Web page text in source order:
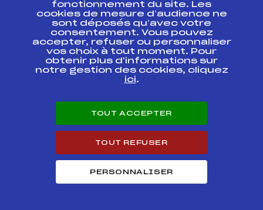
AIFF0053.FFS
10ème CHALLENGE
JEAN LAVIGNE /
SLALOM DAMES
FFS
AIFF0051.FFS
10ème CHALLENGE
JEAN LAVIGNE /
SLALOM DAMES
FFS
GEANT DAMES
Résultats Alpin 2008
Course
fonctionnement du site. Les
cookies de mesure d’audience ne
sont déposés qu’avec votre
consentement. Vous pouvez
accepter, refuser ou personnaliser
vos choix à tout moment. Pour
obtenir plus d'informations sur
notre gestion des cookies, cliquez
ici.
TOUT ACCEPTER
TOUT REFUSER
PERSONNALISER